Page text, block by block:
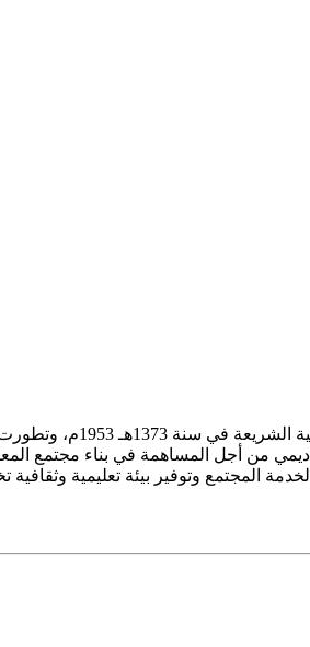
من أجل المساهمة في بناء مجتمع
المجتمع وتوفير بيئة تعليمية